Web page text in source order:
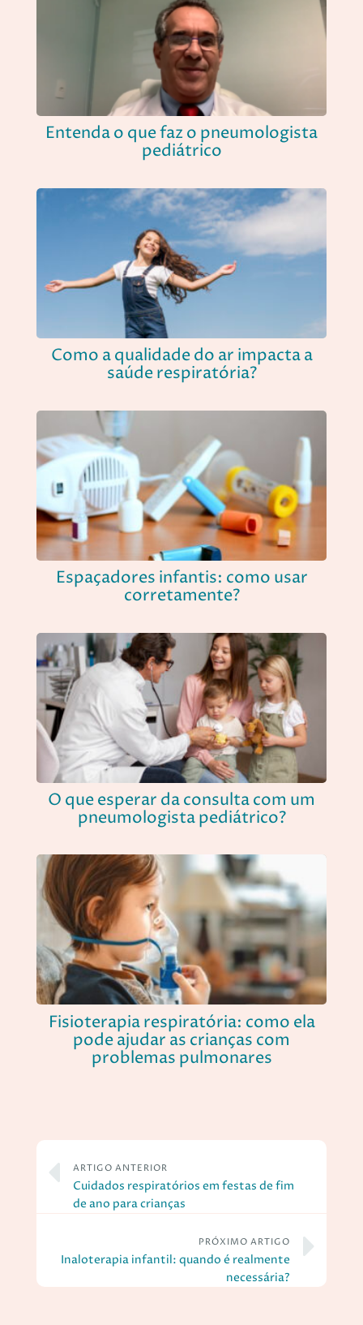
Entenda o que faz o pneumologista
pediátrico
Como a qualidade do ar impacta a
saúde respiratória?
Espaçadores infantis: como usar
corretamente?
O que esperar da consulta com um
pneumologista pediátrico?
Fisioterapia respiratória: como ela
pode ajudar as crianças com
problemas pulmonares
ARTIGO ANTERIOR
Cuidados respiratórios em festas de fim
de ano para crianças
PRÓXIMO ARTIGO
Inaloterapia infantil: quando é realmente
necessária?